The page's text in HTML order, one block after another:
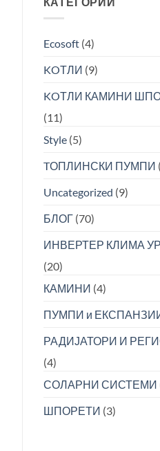
на
и
пумпи
греење
ладење
Ecosoft(4)
KOТЛИ (9)
KOТЛИ КАМИНИ
(11)
Style(5)
TОПЛИНСКИ ПУМПИ
Uncategorized (9)
БЛОГ(70)
ИНВЕРТЕР КЛИМА
(20)
КАМИНИ (4)
ПУМПИ и
РАДИЈАТОРИ И
(4)
СОЛАРНИ СИСТЕМИ
ШПОРЕТИ (3)